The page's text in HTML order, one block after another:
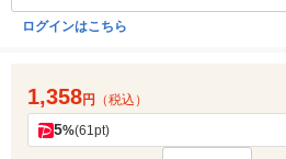
ログインはこちら
1,358円 （税込）
5%(61pt)